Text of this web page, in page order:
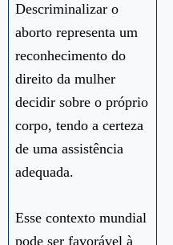
Descriminalizar o
aborto representa um
reconhecimento do
direito da mulher
decidir sobre o próprio
corpo, tendo a certeza
de uma assistência
adequada.
Esse contexto mundial
pode ser favorável à